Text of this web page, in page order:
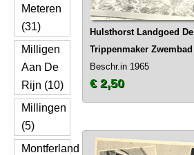
Meteren
(31)
Milligen
Aan De
Rijn (10)
Millingen
(5)
Montferland
Hulsthorst Landgoed De
Trippenmaker Zwembad
Beschr.in 1965
€ 2,50